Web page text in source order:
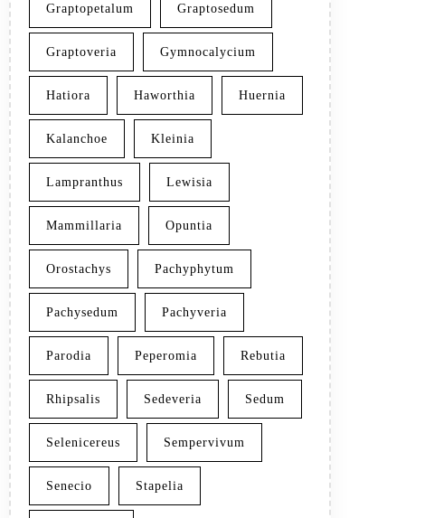
Graptopetalum Graptosedum
Graptoveria Gymnocalycium
Hatiora Haworthia Huernia
Kalanchoe Kleinia
Lampranthus Lewisia
Mammillaria Opuntia
Orostachys Pachyphytum
Pachysedum Pachyveria
Parodia Peperomia Rebutia
Rhipsalis Sedeveria Sedum
Selenicereus Sempervivum
Senecio Stapelia